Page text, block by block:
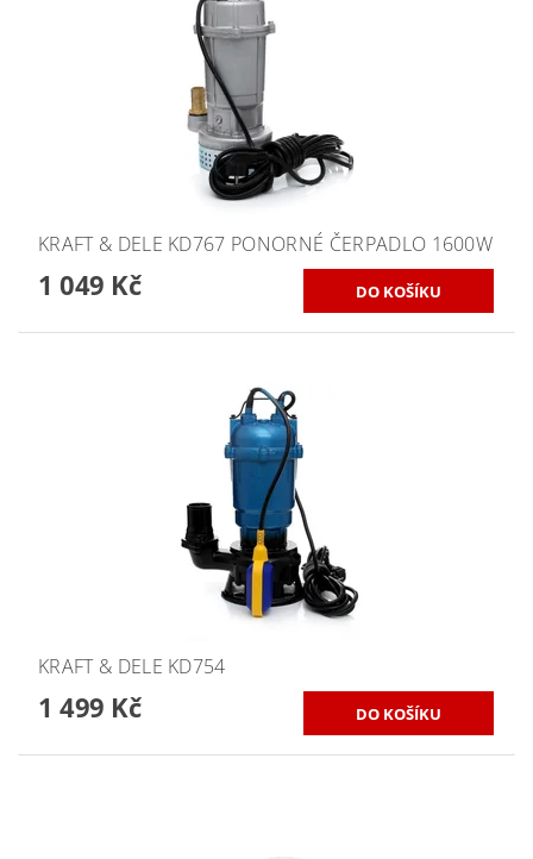
KRAFT & DELE KD767 PONORNÉ ČERPADLO 1600W
1 049 Kč
KRAFT & DELE KD754
1 499 Kč